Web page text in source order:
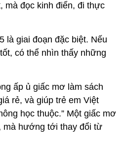
mà đọc kinh điển, đi thực
là giai đoạn đặc biệt. Nếu
có thể nhìn thấy những
ấp ủ giấc mơ làm sách
rẻ, và giúp trẻ em Việt
học thuộc.” Một giấc mơ
mà hướng tới thay đổi từ